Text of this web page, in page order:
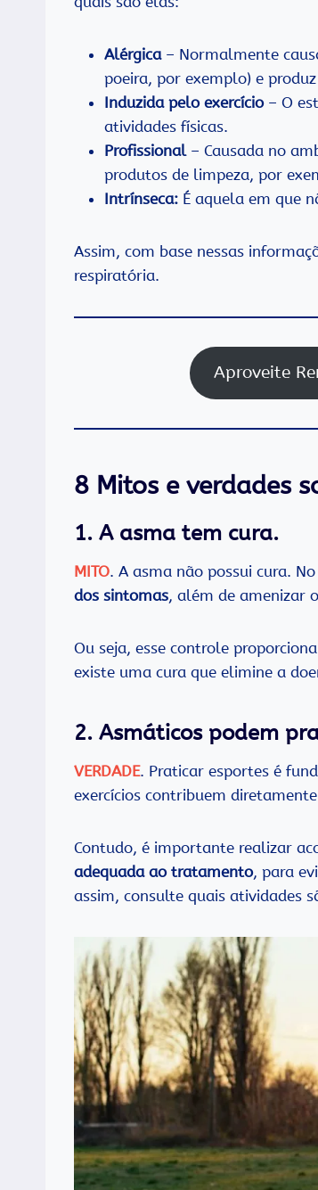
Alérgica – Normalmente
poeira, por exemplo) e
Induzida pelo exercício– O
atividades físicas.
Profissional– Causada no
produtos de limpeza, por
Intrínseca: É aquela em que
Assim, com base nessas
respiratória.
Aproveite
8 Mitos e verdades
1. A asma tem cura.
MITO. A asma não possui cura.
dos sintomas, além de amenizar
Ou seja, esse controle
existe uma cura que elimine a
2. Asmáticos podem
VERDADE. Praticar esportes é
exercícios contribuem
Contudo, é importante realizar
adequada ao tratamento, para
assim, consulte quais atividades